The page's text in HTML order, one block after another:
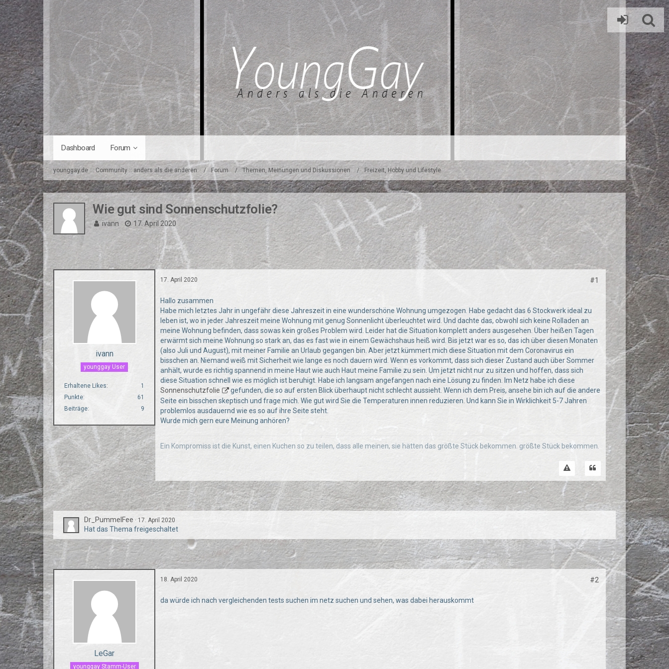
Dashboard Forum
younggay.de ::: Community :: anders als die anderen Forum Themen, Meinungen und Diskussionen Freizeit, Hobby und Lifestyle
Wie gut sind Sonnenschutzfolie?
ivann 17. April 2020
ivann
younggay User
Erhaltene Likes
1
Punkte
61
Beiträge
9
17. April 2020 #1
Hallo zusammen
Habe mich letztes Jahr in ungefähr diese Jahreszeit in eine wunderschöne Wohnung umgezogen. Habe gedacht das 6 Stockwerk ideal zu
leben ist, wo in jeder Jahreszeit meine Wohnung mit genug Sonnenlicht überleuchtet wird. Und dachte das, obwohl sich keine Rolladen an
meine Wohnung befinden, dass sowas kein großes Problem wird. Leider hat die Situation komplett anders ausgesehen. Über heißen Tagen
erwärmt sich meine Wohnung so stark an, das es fast wie in einem Gewächshaus heiß wird. Bis jetzt war es so, das ich über diesen Monaten
(also Juli und August), mit meiner Familie an Urlaub gegangen bin. Aber jetzt kümmert mich diese Situation mit dem Coronavirus ein
bisschen an. Niemand weiß mit Sicherheit wie lange es noch dauern wird. Wenn es vorkommt, dass sich dieser Zustand auch über Sommer
anhält, wurde es richtig spannend in meine Haut wie auch Haut meine Familie zu sein. Um jetzt nicht nur zu sitzen und hoffen, dass sich
diese Situation schnell wie es möglich ist beruhigt. Habe ich langsam angefangen nach eine Lösung zu finden. Im Netz habe ich diese
Sonnenschutzfolie
gefunden, die so auf ersten Blick überhaupt nicht schlecht aussieht. Wenn ich dem Preis, ansehe bin ich auf die andere
Seite ein bisschen skeptisch und frage mich. Wie gut wird Sie die Temperaturen innen reduzieren. Und kann Sie in Wirklichkeit 5-7 Jahren
problemlos ausdauernd wie es so auf ihre Seite steht.
Wurde mich gern eure Meinung anhören?
Ein Kompromiss ist die Kunst, einen Kuchen so zu teilen, dass alle meinen, sie hätten das größte Stück bekommen. größte Stück bekommen.
Dr_PummelFee 17. April 2020
Hat das Thema freigeschaltet
LeGar
younggay Stamm-User
18. April 2020 #2
da würde ich nach vergleichenden tests suchen im netz suchen und sehen, was dabei herauskommt